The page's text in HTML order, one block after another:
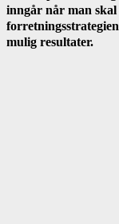
inngår når man skal
mulig resultater.